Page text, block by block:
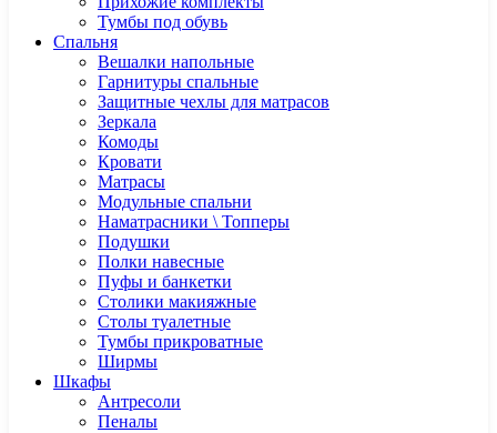
Тумбы под обувь
Спальня
Вешалки напольные
Гарнитуры спальные
Защитные чехлы для матрасов
Зеркала
Комоды
Кровати
Матрасы
Модульные спальни
Наматрасники \ Топперы
Подушки
Полки навесные
Пуфы и банкетки
Столики макияжные
Столы туалетные
Тумбы прикроватные
Ширмы
Шкафы
Антресоли
Пеналы